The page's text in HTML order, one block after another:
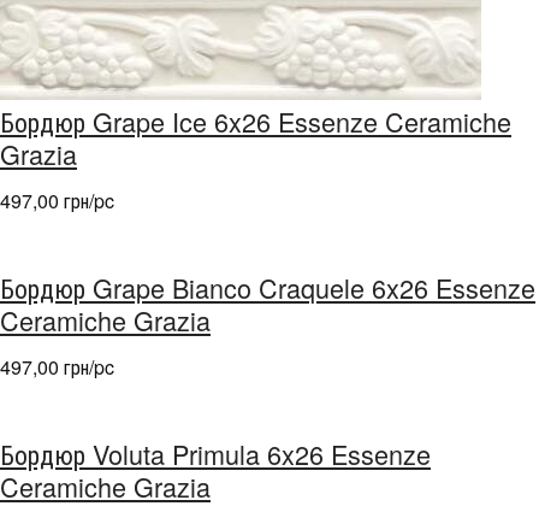
Бордюр Grape Ice 6x26 Essenze Ceramiche
Grazia
497,00 грн/pc
Бордюр Grape Bianco Craquele 6x26 Essenze
Ceramiche Grazia
497,00 грн/pc
Бордюр Voluta Primula 6x26 Essenze
Ceramiche Grazia